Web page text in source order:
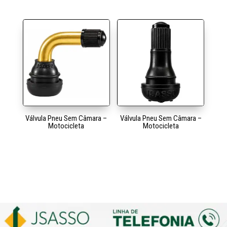
Válvula Pneu Sem Câmara –
Motocicleta
Válvula Pneu Sem Câmara –
Motocicleta